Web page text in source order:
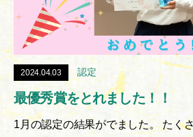
2024.04.03 認定
最優秀賞をとれました！！
1月の認定の結果がでました。 たく